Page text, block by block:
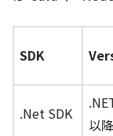
SDK
.Net SDK
以降